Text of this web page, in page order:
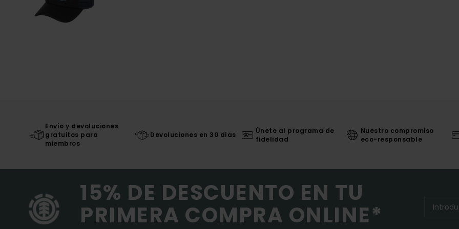
Envío y devoluciones
gratuitos para
miembros
Devoluciones en 30 días
Únete al programa de
fidelidad
Nuestro compromiso
eco-responsable
15% DE DESCUENTO EN TU
PRIMERA COMPRA ONLINE*